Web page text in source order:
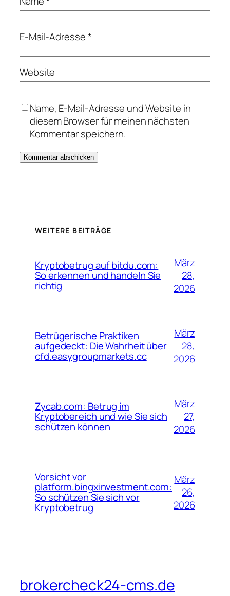
E-Mail-Adresse*
Website
Name, E-Mail-Adresse und Website in
diesem Browser für meinen nächsten
Kommentar speichern.
WEITERE BEITRÄGE
Kryptobetrug auf bitdu.com:
So erkennen und handeln Sie
richtig
März
28,
2026
Betrügerische Praktiken
aufgedeckt: Die Wahrheit über
cfd.easygroupmarkets.cc
März
28,
2026
Zycab.com: Betrug im
Kryptobereich und wie Sie sich
schützen können
März
27,
2026
Vorsicht vor
platform.bingxinvestment.com:
So schützen Sie sich vor
Kryptobetrug
März
26,
2026
brokercheck24-cms.de